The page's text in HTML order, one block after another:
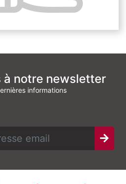
une meilleure assimilation.
notre newsletter
informations